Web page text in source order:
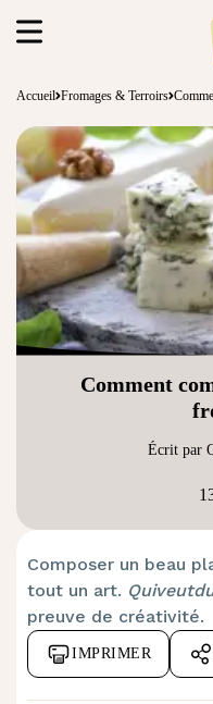
Accueil Fromages & Terroirs
Comment
Écrit par
Composer un beau
tout un art.
preuve de créativité.
IMPRIMER